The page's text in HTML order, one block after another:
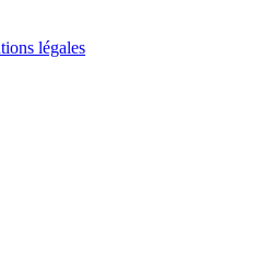
légales